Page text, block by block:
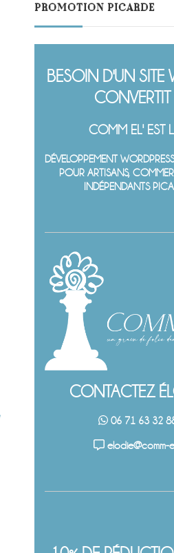
PROMOTION PICARDE
BESOIN D'UN SITE
CONVERTIT
COMM EL' EST
DÉVELOPPEMENT
POUR ARTISANS,
INDÉPENDANTS
CONTACTEZ
06 71 63 32
elodie@comm-